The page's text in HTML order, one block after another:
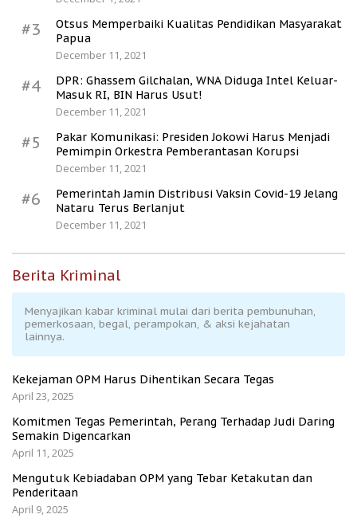
#3
Otsus Memperbaiki Kualitas Pendidikan Masyarakat
Papua
December 11, 2021
#4
DPR: Ghassem Gilchalan, WNA Diduga Intel Keluar-
Masuk RI, BIN Harus Usut!
December 11, 2021
#5
Pakar Komunikasi: Presiden Jokowi Harus Menjadi
Pemimpin Orkestra Pemberantasan Korupsi
December 11, 2021
#6
Pemerintah Jamin Distribusi Vaksin Covid-19 Jelang
Nataru Terus Berlanjut
December 11, 2021
Berita Kriminal
Menyajikan kabar kriminal mulai dari berita pembunuhan,
pemerkosaan, begal, perampokan, & aksi kejahatan
lainnya.
Kekejaman OPM Harus Dihentikan Secara Tegas
April 23, 2025
Komitmen Tegas Pemerintah, Perang Terhadap Judi Daring
Semakin Digencarkan
April 11, 2025
Mengutuk Kebiadaban OPM yang Tebar Ketakutan dan
Penderitaan
April 9, 2025